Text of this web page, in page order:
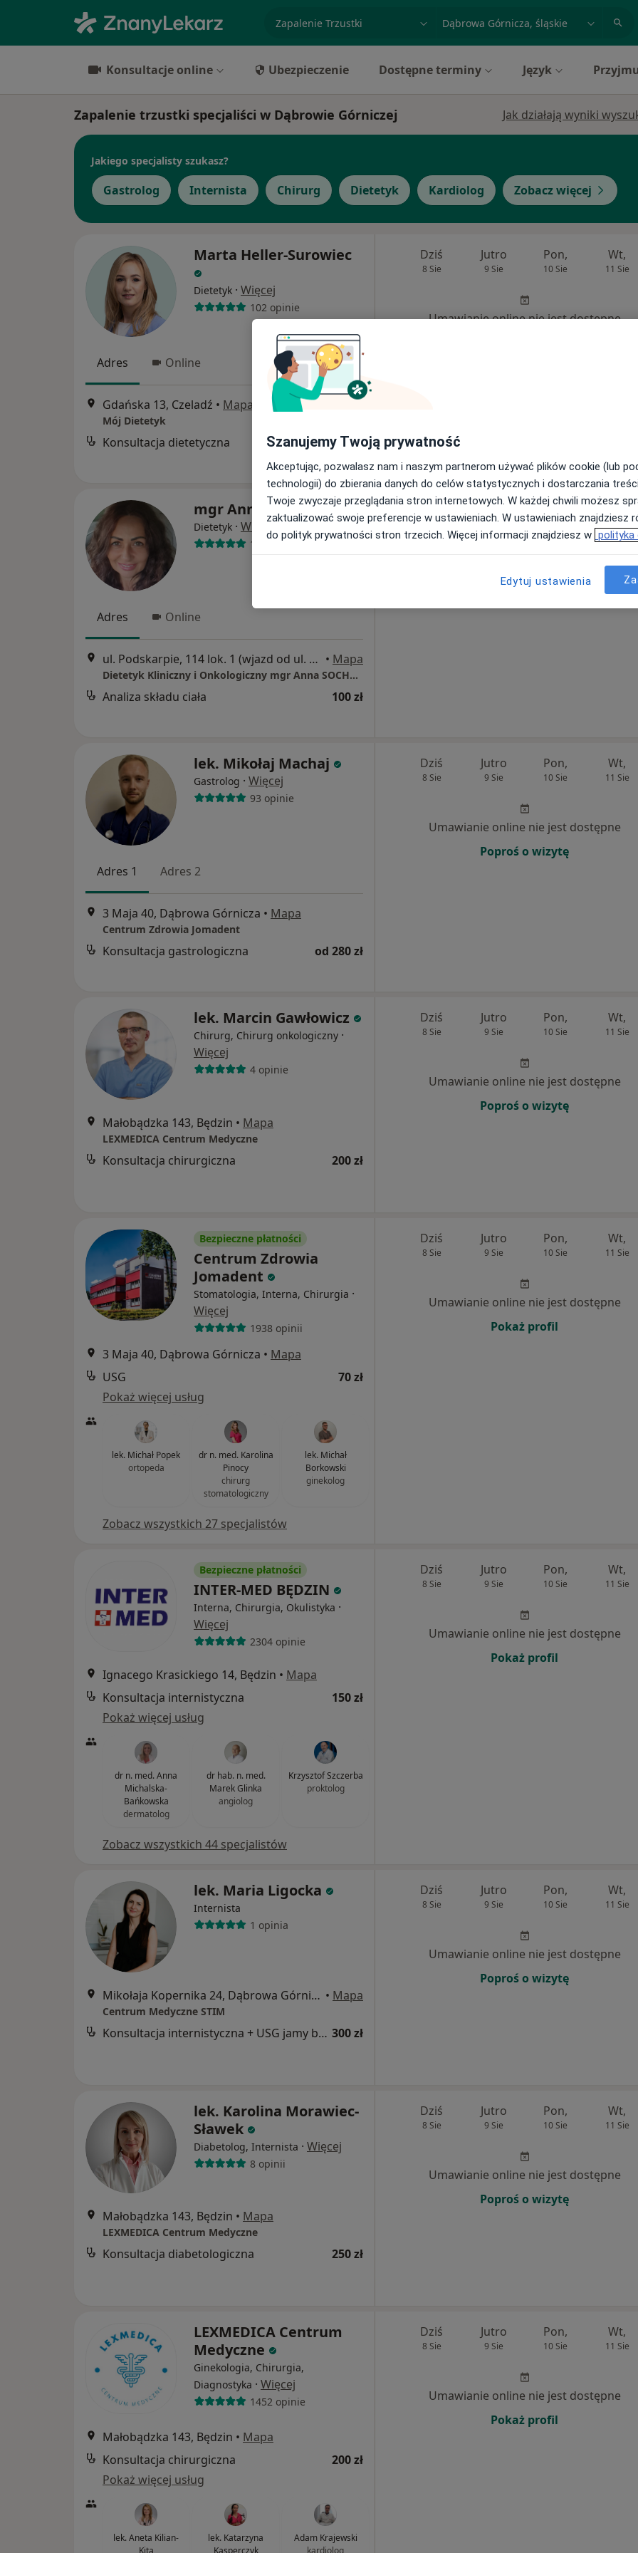
miasto lub dzielnica
Konsultacje online Ubezpieczenie Dostępne terminy Język
Zapalenie trzustki specjaliści w Dąbrowie Górniczej Jak działają wyniki
Jakiego specjalisty szukasz?
Gastrolog Internista Chirurg Dietetyk Kardiolog Zobacz więcej
Marta Heller-Surowiec
Dietetyk · Więcej
102 opinie
Adres Online
Gdańska 13, Czeladź • Mapa
Mój Dietetyk
Konsultacja dietetyczna 180 zł
Dziś
8 Sie
Jutro
9 Sie
Pon,
10 Sie
Wt,
11 Sie
Umawianie online nie jest dostępne
mgr Anna Sochacka
Dietetyk · Więcej
163 opinie
Adres Online
ul. Podskarpie, 114 lok. 1 (wjazd od ul. Staszica), Będzin • Mapa
Dietetyk Kliniczny i Onkologiczny mgr Anna SOCHACKA Będzin
Analiza składu ciała 100 zł
Dziś
8 Sie
Jutro
9 Sie
Pon,
10 Sie
Wt,
11 Sie
lek. Mikołaj Machaj
Gastrolog · Więcej
93 opinie
Adres 1 Adres 2
3 Maja 40, Dąbrowa Górnicza • Mapa
Centrum Zdrowia Jomadent
Konsultacja gastrologiczna od 280 zł
Dziś
8 Sie
Jutro
9 Sie
Pon,
10 Sie
Wt,
11 Sie
Umawianie online nie jest dostępne
Poproś o wizytę
lek. Marcin Gawłowicz
Chirurg, Chirurg onkologiczny ·
Więcej
4 opinie
Małobądzka 143, Będzin • Mapa
LEXMEDICA Centrum Medyczne
Konsultacja chirurgiczna 200 zł
Dziś
8 Sie
Jutro
9 Sie
Pon,
10 Sie
Wt,
11 Sie
Umawianie online nie jest dostępne
Poproś o wizytę
Bezpieczne płatności
Centrum Zdrowia
Jomadent
Stomatologia, Interna, Chirurgia ·
Więcej
1938 opinii
3 Maja 40, Dąbrowa Górnicza • Mapa
USG
70 zł
Pokaż więcej usług
lek. Michał Popek
ortopeda
dr n. med. Karolina
Pinocy
chirurg
stomatologiczny
lek. Michał
Borkowski
ginekolog
Zobacz wszystkich 27 specjalistów
Dziś
8 Sie
Jutro
9 Sie
Pon,
10 Sie
Wt,
11 Sie
Umawianie online nie jest dostępne
Pokaż profil
Bezpieczne płatności
INTER-MED BĘDZIN
Interna, Chirurgia, Okulistyka ·
Więcej
2304 opinie
Ignacego Krasickiego 14, Będzin • Mapa
Konsultacja internistyczna
150 zł
Pokaż więcej usług
dr n. med. Anna
Michalska-
Bańkowska
dermatolog
dr hab. n. med.
Marek Glinka
angiolog
Krzysztof Szczerba
proktolog
Zobacz wszystkich 44 specjalistów
Dziś
8 Sie
Jutro
9 Sie
Pon,
10 Sie
Wt,
11 Sie
Umawianie online nie jest dostępne
Pokaż profil
lek. Maria Ligocka
Internista
1 opinia
Mikołaja Kopernika 24, Dąbrowa Górnicza • Mapa
Centrum Medyczne STIM
Konsultacja internistyczna + USG jamy brzusznej 300 zł
Dziś
8 Sie
Jutro
9 Sie
Pon,
10 Sie
Wt,
11 Sie
Umawianie online nie jest dostępne
Poproś o wizytę
lek. Karolina Morawiec-
Sławek
Diabetolog, Internista · Więcej
8 opinii
Małobądzka 143, Będzin • Mapa
LEXMEDICA Centrum Medyczne
Konsultacja diabetologiczna 250 zł
Dziś
8 Sie
Jutro
9 Sie
Pon,
10 Sie
Wt,
11 Sie
Umawianie online nie jest dostępne
Poproś o wizytę
LEXMEDICA Centrum
Medyczne
Ginekologia, Chirurgia,
Diagnostyka · Więcej
1452 opinie
Małobądzka 143, Będzin • Mapa
Konsultacja chirurgiczna
200 zł
Pokaż więcej usług
lek. Aneta Kilian-
Kita
lek. Katarzyna
Kasperczyk
Adam Krajewski
kardiolog
Dziś
8 Sie
Jutro
9 Sie
Pon,
10 Sie
Wt,
11 Sie
Umawianie online nie jest dostępne
Pokaż profil
Szanujemy Twoją prywatność
Akceptując, pozwalasz nam i naszym partnerom używać plików cookie (lub
technologii) do zbierania danych do celów statystycznych i dostarczania
Twoje zwyczaje przeglądania stron internetowych. W każdej chwili możesz
zaktualizować swoje preferencje w ustawieniach. W ustawieniach znajdziesz
do polityk prywatności stron trzecich. Więcej informacji znajdziesz w polityka
Edytuj ustawienia